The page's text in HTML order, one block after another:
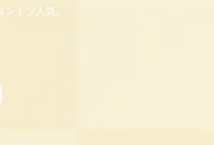
トツ人気。